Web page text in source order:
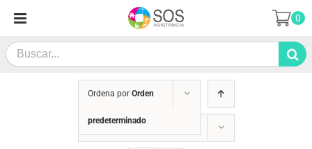
contenido
Search
for:
0
Ordena por Orden
predeterminado
Mostrar